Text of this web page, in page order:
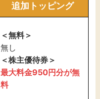
追加トッピング
＜無料＞
無し
＜株主優待券＞
最大料金950円分が無
料